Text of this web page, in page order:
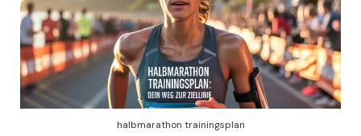
halbmarathon trainingsplan